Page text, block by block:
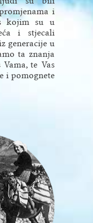
i
kojim su u
i stjecali
ge­neracije u
ta znanja
te Vas
i pomognete